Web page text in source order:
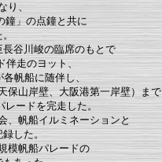
り、
鐘」の点鐘と共に
。
谷川峻の臨席のもとで
走のヨット、
帆船に随伴し、
保山岸壁、大阪港第一岸壁）まで
レードを完走した。
、帆船イルミネーションと
録した。
模帆船パレードの